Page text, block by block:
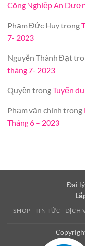
Công Nghiệp An
Phạm Đức Huytrong
7- 2023
Nguyễn Thành Đạt
tháng 7- 2023
Quyền trongTuyển
Phạm văn chính trong
Tháng 6 – 2023
Đại lý
SHOP TIN TỨC DỊCH